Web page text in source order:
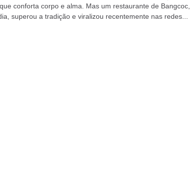
conforta corpo e alma. Mas um restaurante de Bangcoc,
superou a tradição e viralizou recentemente nas redes...